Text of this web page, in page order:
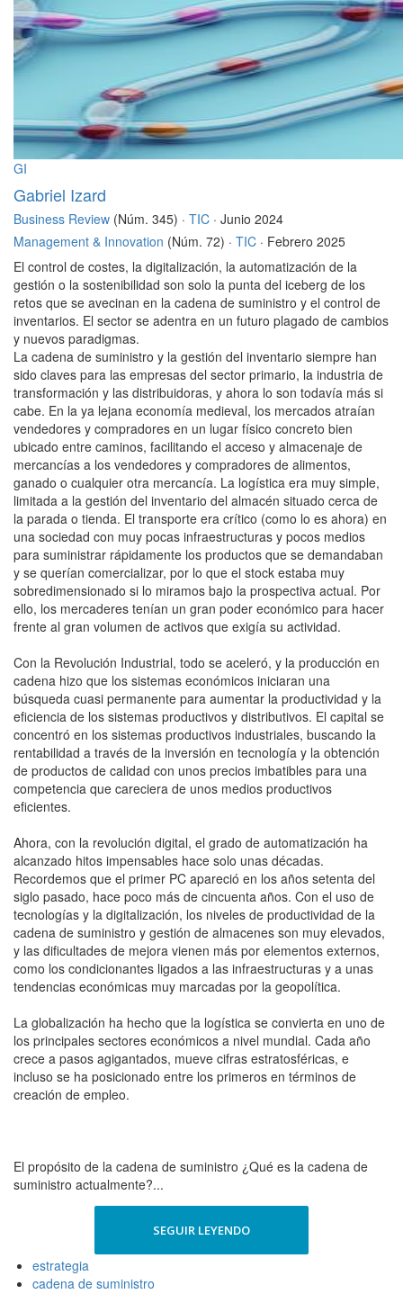
GI
Gabriel Izard
Business Review (Núm. 345) · TIC · Junio 2024
Management & Innovation (Núm. 72) · TIC · Febrero 2025
El control de costes, la digitalización, la automatización de la
gestión o la sostenibilidad son solo la punta del iceberg de los
retos que se avecinan en la cadena de suministro y el control de
inventarios. El sector se adentra en un futuro plagado de cambios
y nuevos paradigmas.
La cadena de suministro y la gestión del inventario siempre han
sido claves para las empresas del sector primario, la industria de
transformación y las distribuidoras, y ahora lo son todavía más si
cabe. En la ya lejana economía medieval, los mercados atraían
vendedores y compradores en un lugar físico concreto bien
ubicado entre caminos, facilitando el acceso y almacenaje de
mercancías a los vendedores y compradores de alimentos,
ganado o cualquier otra mercancía. La logística era muy simple,
limitada a la gestión del inventario del almacén situado cerca de
la parada o tienda. El transporte era crítico (como lo es ahora) en
una sociedad con muy pocas infraestructuras y pocos medios
para suministrar rápidamente los productos que se demandaban
y se querían comercializar, por lo que el stock estaba muy
sobredimensionado si lo miramos bajo la prospectiva actual. Por
ello, los mercaderes tenían un gran poder económico para hacer
frente al gran volumen de activos que exigía su actividad.
Con la Revolución Industrial, todo se aceleró, y la producción en
cadena hizo que los sistemas económicos iniciaran una
búsqueda cuasi permanente para aumentar la productividad y la
eficiencia de los sistemas productivos y distributivos. El capital se
concentró en los sistemas productivos industriales, buscando la
rentabilidad a través de la inversión en tecnología y la obtención
de productos de calidad con unos precios imbatibles para una
competencia que careciera de unos medios productivos
eficientes.
Ahora, con la revolución digital, el grado de automatización ha
alcanzado hitos impensables hace solo unas décadas.
Recordemos que el primer PC apareció en los años setenta del
siglo pasado, hace poco más de cincuenta años. Con el uso de
tecnologías y la digitalización, los niveles de productividad de la
cadena de suministro y gestión de almacenes son muy elevados,
y las dificultades de mejora vienen más por elementos externos,
como los condicionantes ligados a las infraestructuras y a unas
tendencias económicas muy marcadas por la geopolítica.
La globalización ha hecho que la logística se convierta en uno de
los principales sectores económicos a nivel mundial. Cada año
crece a pasos agigantados, mueve cifras estratosféricas, e
incluso se ha posicionado entre los primeros en términos de
creación de empleo.
El propósito de la cadena de suministro ¿Qué es la cadena de
suministro actualmente?...
SEGUIR LEYENDO
estrategia
cadena de suministro